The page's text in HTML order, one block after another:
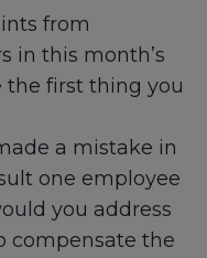
from
in this month’s
the first thing you
a mistake in
one employee
you address
compensate the